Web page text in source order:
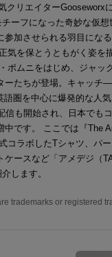
クリエイターGooseworx
ーフになった奇妙な仮想
加させられる羽目になる
気を保とうともがく姿を
ポムニをはじめ、ジャッ
ーたちが登場。キャッチ
語圏を中心に爆発的な人
信も開始され、日本でも
中です。 ここでは『The
コラボしたTシャツ、パ
ケースなど「アメデジ（
します。
trademarks or registered